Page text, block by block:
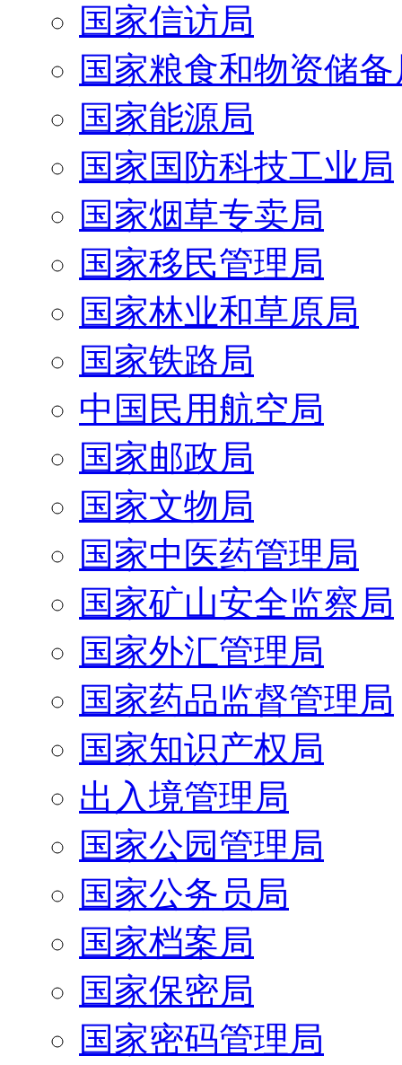
国家信访局
国家粮食和物资储
国家能源局
国家国防科技工业局
国家烟草专卖局
国家移民管理局
国家林业和草原局
国家铁路局
中国民用航空局
国家邮政局
国家文物局
国家中医药管理局
国家矿山安全监察局
国家外汇管理局
国家药品监督管理局
国家知识产权局
出入境管理局
国家公园管理局
国家公务员局
国家档案局
国家保密局
国家密码管理局